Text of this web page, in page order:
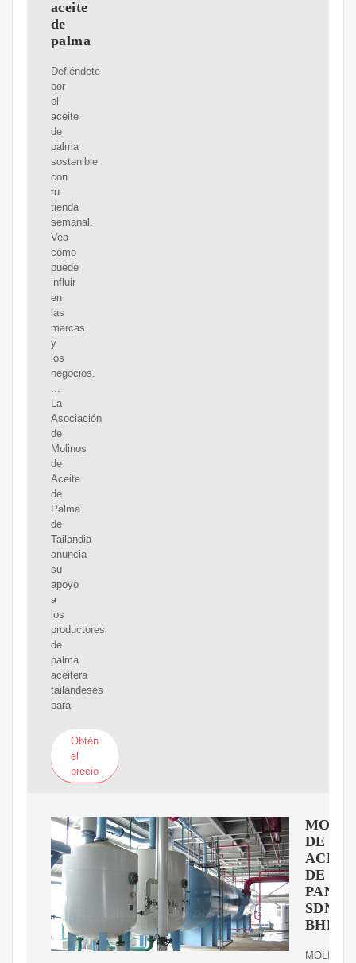
aceite
de
palma
Defiéndete
por
el
aceite
de
palma
sostenible
con
tu
tienda
semanal.
Vea
cómo
puede
influir
en
las
marcas
y
los
negocios.
...
La
Asociación
de
Molinos
de
Aceite
de
Palma
de
Tailandia
anuncia
su
apoyo
a
los
productores
de
palma
aceitera
tailandeses
para
Obtén
el
precio
DE
DE
SDN.
BHD.
MOLINOS